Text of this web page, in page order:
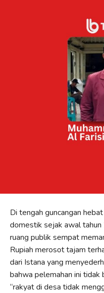
Di tengah guncangan
domestik sejak awal
ruang publik sempat
Rupiah merosot tajam
dari Istana yang
bahwa pelemahan ini tidak
“rakyat di desa tidak